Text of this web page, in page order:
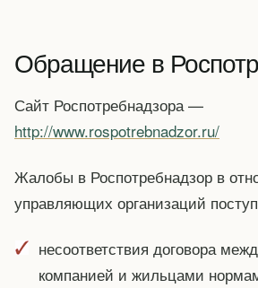
Обращение в
Сайт Роспотребнадзора —
http://www.rospotrebnadzor.ru/
Жалобы в Роспотребнадзор в
управляющих организаций
несоответствия договора
компанией и жильцами